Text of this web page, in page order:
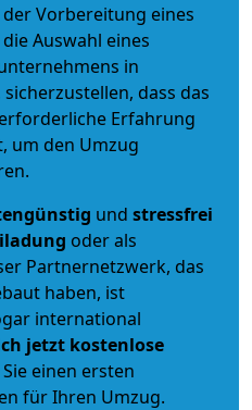
Vorbereitung eines
Auswahl eines
in
dass das
Erfahrung
um den Umzug
und stressfrei
oder als
Partnernetzwerk, das
haben, ist
international
jetzt kostenlose
einen ersten
für Ihren Umzug.